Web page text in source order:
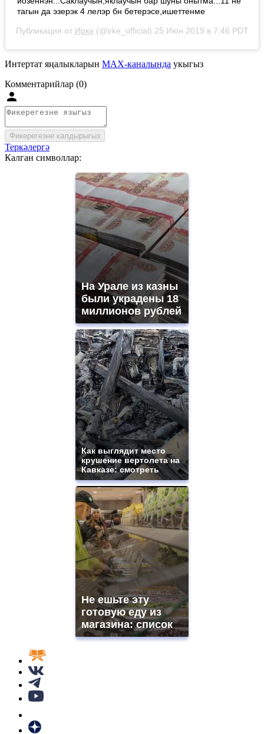
тагын да эзерэк 4 лелэр бн бетерэсе,ишеттенме
Публикация от Иркә (@irke_official) 25 Июн 2019 в 7:46 PDT
Интертат яңалыкларын MAX-каналында укыгыз
Комментарийлар (0)
Фикерегезне калдырыгыз
Теркәлергә
Калган символлар:
На Урале из казны
были украдены 18
миллионов рублей
Как выглядит место
крушение вертолета на
Кавказе: смотреть
Не ешьте эту
готовую еду из
магазина: список